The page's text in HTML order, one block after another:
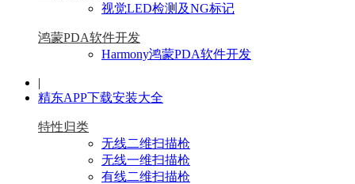
视觉LED检测及NG标记
鸿蒙PDA软件开发
Harmony鸿蒙PDA软件开发
|
精东APP下载安装大全
特性归类
无线二维扫描枪
无线一维扫描枪
有线二维扫描枪